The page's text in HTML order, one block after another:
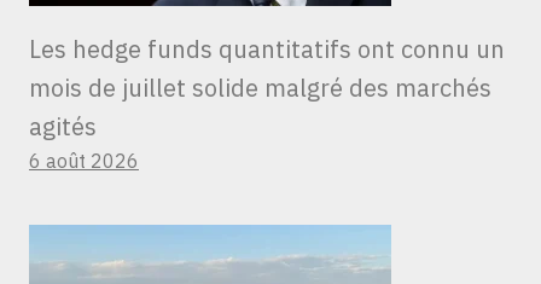
Les hedge funds quantitatifs ont connu un
mois de juillet solide malgré des marchés
agités
6 août 2026